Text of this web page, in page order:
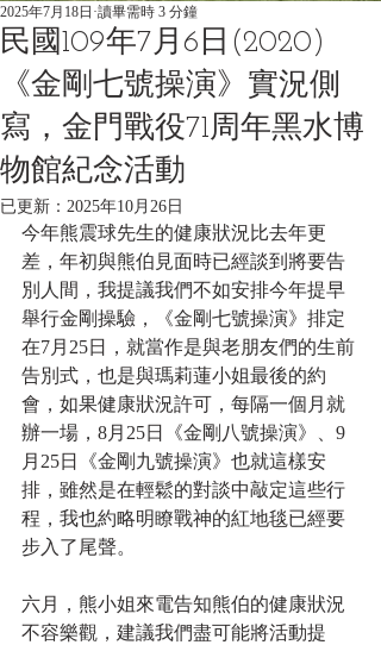
民國109年7月6日(2020)
《金剛七號操演》實況側
寫，金門戰役71周年黑水博
物館紀念活動
2025年7月18日 讀畢需時 3 分鐘
已更新： 2025年10月26日
今年熊震球先生的健康狀況比去年更
差，年初與熊伯見面時已經談到將要告
別人間，我提議我們不如安排今年提早
舉行金剛操驗，《金剛七號操演》排定
在7月25日，就當作是與老朋友們的生前
告別式，也是與瑪莉蓮小姐最後的約
會，如果健康狀況許可，每隔一個月就
辦一場，8月25日《金剛八號操演》、9
月25日《金剛九號操演》也就這樣安
排，雖然是在輕鬆的對談中敲定這些行
程，我也約略明瞭戰神的紅地毯已經要
步入了尾聲。
六月，熊小姐來電告知熊伯的健康狀況
不容樂觀，建議我們盡可能將活動提